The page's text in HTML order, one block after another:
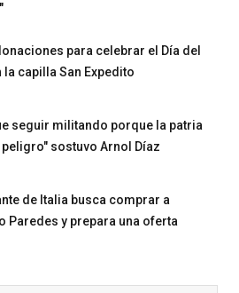
para celebrar el Día del
la capilla San Expedito
seguir militando porque la patria
peligro" sostuvo Arnol Díaz
de Italia busca comprar a
Paredes y prepara una oferta